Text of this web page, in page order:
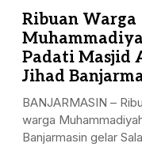
Ribuan Warga
Padati Masjid
Jihad
BANJARMASIN –
warga
Banjarmasin gelar